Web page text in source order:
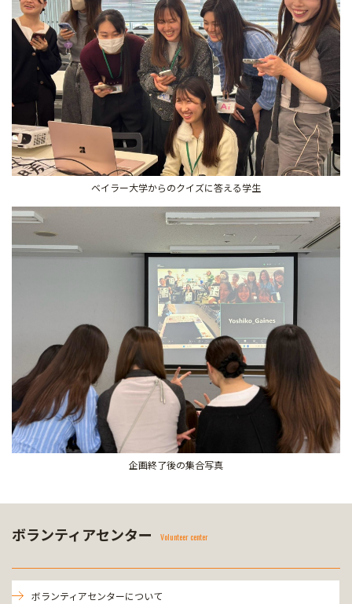
ベイラー大学からのクイズに答える学生
企画終了後の集合写真
ボランティアセンター Volunteer center
ボランティアセンターについて